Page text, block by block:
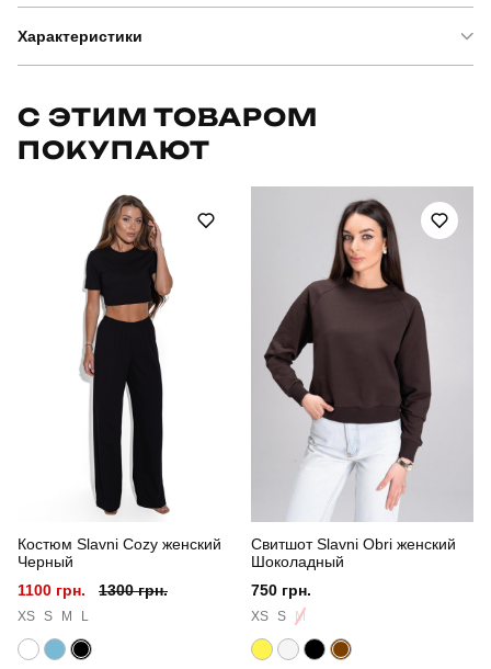
Характеристики
Модель
PNcr27612XLnv
Призначення
військовий
Склад тканини 100% поліестер
Країна - виробник
С ЭТИМ ТОВАРОМ
ПОКУПАЮТ
Костюм Slavni Cozy женский
Черный
1100 грн.
1300 грн.
XS S M L
Свитшот Slavni Obri женский
Шоколадный
750 грн.
XS S M